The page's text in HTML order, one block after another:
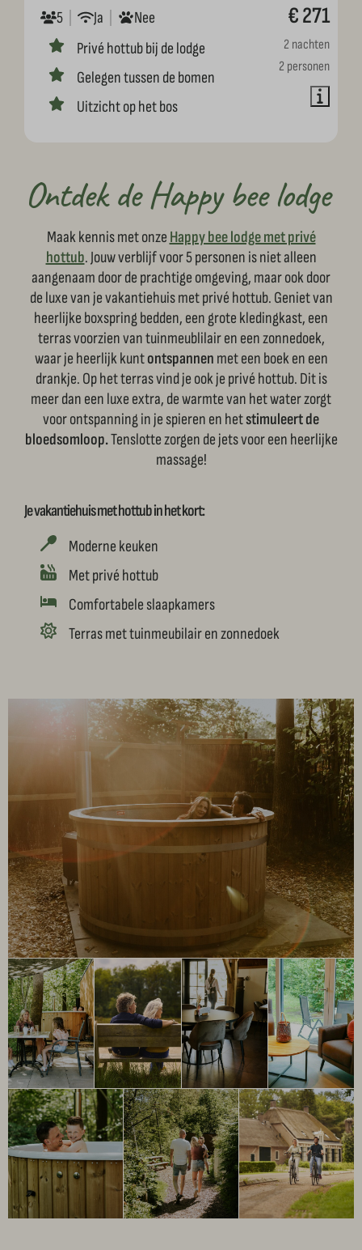
€ 271
2 nachten
2 personen
5 Ja
Nee
Privé hottub bij de lodge
Gelegen tussen de bomen
Uitzicht op het bos
Ontdek de Happy bee lodge
Maak kennis met onze Happy bee lodge met privé
hottub. Jouw verblijf voor 5 personen is niet alleen
aangenaam door de prachtige omgeving, maar ook door
de luxe van je vakantiehuis met privé hottub. Geniet van
heerlijke boxspring bedden, een grote kledingkast, een
terras voorzien van tuinmeublilair en een zonnedoek,
waar je heerlijk kuntontspannen met een boek en een
drankje. Op het terras vind je ook je privé hottub. Dit is
meer dan een luxe extra, de warmte van het water zorgt
voor ontspanning in je spieren en hetstimuleert de
bloedsomloop.Tenslotte zorgen de jets voor een heerlijke
massage!
Je vakantiehuis met hottub in het kort:
Moderne keuken
Met privé hottub
Comfortabele slaapkamers
Terras met tuinmeubilair en zonnedoek